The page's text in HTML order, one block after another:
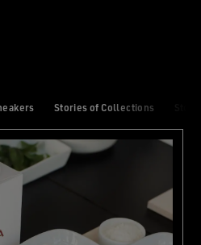
Stories of Collections